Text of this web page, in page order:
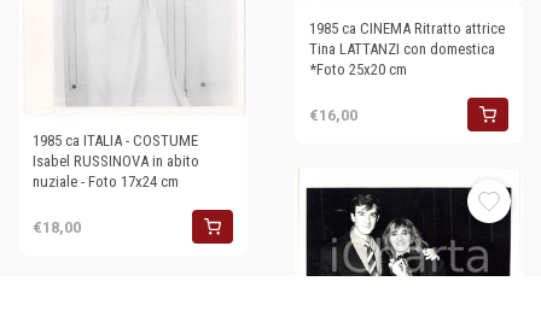
1985 ca ITALIA - COSTUME
Isabel RUSSINOVA in abito
nuziale - Foto 17x24 cm
€18,00
1985 ca CINEMA Ritratto attrice
Tina LATTANZI con domestica
*Foto 25x20 cm
€16,00